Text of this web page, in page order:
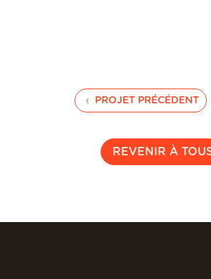
PROJET PRÉCÉDENT
REVENIR À